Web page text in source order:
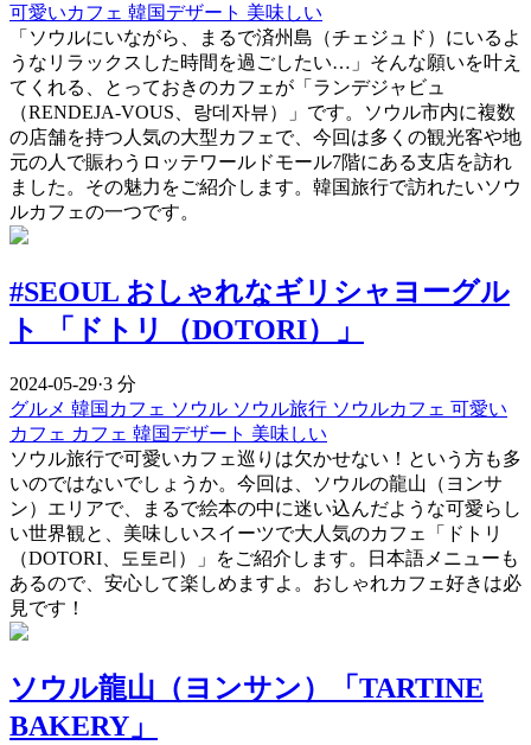
可愛いカフェ 韓国デザート 美味しい
「ソウルにいながら、まるで済州島（チェジュド）にいるよ
うなリラックスした時間を過ごしたい…」そんな願いを叶え
てくれる、とっておきのカフェが「ランデジャビュ
（RENDEJA-VOUS、랑데자뷰）」です。ソウル市内に複数
の店舗を持つ人気の大型カフェで、今回は多くの観光客や地
元の人で賑わうロッテワールドモール7階にある支店を訪れ
ました。その魅力をご紹介します。韓国旅行で訪れたいソウ
ルカフェの一つです。
#SEOUL おしゃれなギリシャヨーグル
ト 「ドトリ（DOTORI）」
2024-05-29·3 分
グルメ 韓国カフェ ソウル ソウル旅行 ソウルカフェ 可愛い
カフェ カフェ 韓国デザート 美味しい
ソウル旅行で可愛いカフェ巡りは欠かせない！という方も多
いのではないでしょうか。今回は、ソウルの龍山（ヨンサ
ン）エリアで、まるで絵本の中に迷い込んだような可愛らし
い世界観と、美味しいスイーツで大人気のカフェ「ドトリ
（DOTORI、도토리）」をご紹介します。日本語メニューも
あるので、安心して楽しめますよ。おしゃれカフェ好きは必
見です！
ソウル龍山（ヨンサン）「TARTINE
BAKERY」